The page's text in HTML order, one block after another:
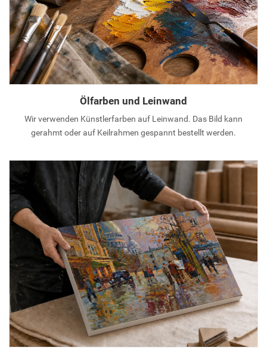
Ölfarben und Leinwand
Wir verwenden Künstlerfarben auf Leinwand. Das Bild kann
gerahmt oder auf Keilrahmen gespannt bestellt werden.